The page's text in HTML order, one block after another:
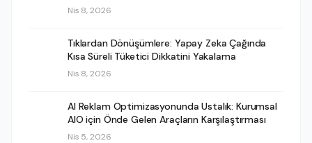
Nis 8, 2026
Tıklardan Dönüşümlere: Yapay Zeka Çağında
Kısa Süreli Tüketici Dikkatini Yakalama
Nis 8, 2026
AI Reklam Optimizasyonunda Ustalık: Kurumsal
AIO için Önde Gelen Araçların Karşılaştırması
Nis 5, 2026